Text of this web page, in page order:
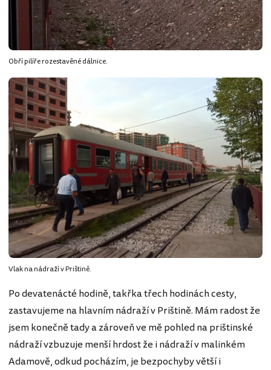
Obří pilíře rozestavěné dálnice.
Vlak na nádraží v Prištině.
Po devatenácté hodině, takřka třech hodinách cesty,
zastavujeme na hlavním nádraží v Prištině. Mám radost že
jsem konečně tady a zároveň ve mě pohled na prištinské
nádraží vzbuzuje menší hrdost že i nádraží v malinkém
Adamově, odkud pocházím, je bezpochyby větší i